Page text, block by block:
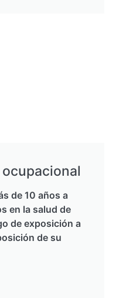
de 10 años a
en la salud de
de exposición a
de su